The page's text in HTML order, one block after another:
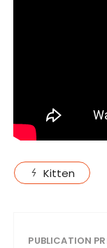
Kitten
PUBLICATION